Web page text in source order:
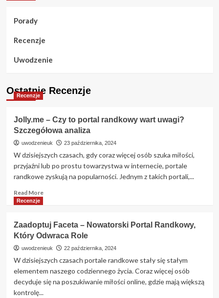
Porady
Recenzje
Uwodzenie
Ostatnie Recenzje
Recenzje
Jolly.me – Czy to portal randkowy wart uwagi?
Szczegółowa analiza
uwodzenieuk 23 października, 2024
W dzisiejszych czasach, gdy coraz więcej osób szuka miłości,
przyjaźni lub po prostu towarzystwa w internecie, portale
randkowe zyskują na popularności. Jednym z takich portali,...
Read MoreRead
–
Czy
to
portal
randkowy
wart
uwagi?
Szczegółowa
Recenzje
Zaadoptuj Faceta – Nowatorski Portal Randkowy,
Który Odwraca Role
uwodzenieuk 22 października, 2024
W dzisiejszych czasach portale randkowe stały się stałym
elementem naszego codziennego życia. Coraz więcej osób
decyduje się na poszukiwanie miłości online, gdzie mają większą
kontrolę...